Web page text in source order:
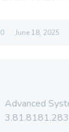
0 June 18, 2025
Advanced
3.81.8181.283